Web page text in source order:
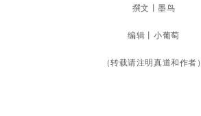
撰文丨墨鸟
编辑丨小葡萄
（转载请注明真道和作者）